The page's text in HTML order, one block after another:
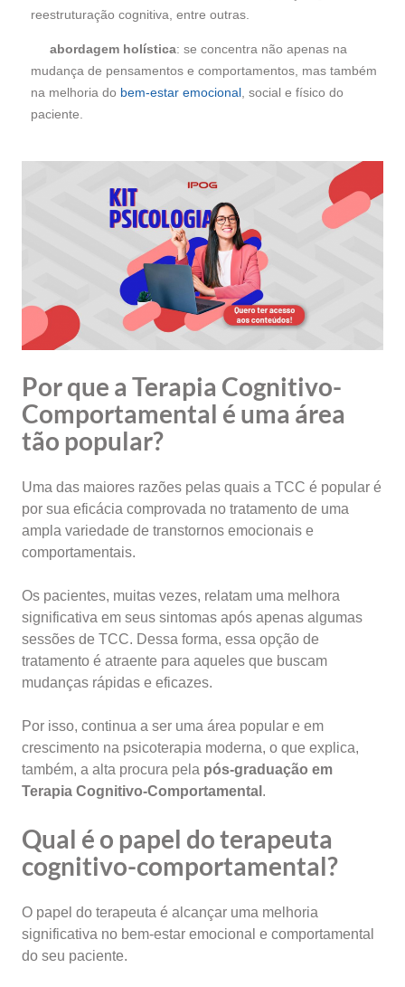
reestruturação cognitiva, entre outras.
abordagem holística: se concentra não apenas na
mudança de pensamentos e comportamentos, mas também
na melhoria do bem-estar emocional , social e físico do
paciente.
Por que a Terapia Cognitivo-
Comportamental é uma área
tão popular?
Uma das maiores razões pelas quais a TCC é popular é
por sua eficácia comprovada no tratamento de uma
ampla variedade de transtornos emocionais e
comportamentais.
Os pacientes, muitas vezes, relatam uma melhora
significativa em seus sintomas após apenas algumas
sessões de TCC. Dessa forma, essa opção de
tratamento é atraente para aqueles que buscam
mudanças rápidas e eficazes.
Por isso, continua a ser uma área popular e em
crescimento na psicoterapia moderna, o que explica,
também, a alta procura pela pós-graduação em
Terapia Cognitivo-Comportamental .
Qual é o papel do terapeuta
cognitivo-comportamental?
O papel do terapeuta é alcançar uma melhoria
significativa no bem-estar emocional e comportamental
do seu paciente.